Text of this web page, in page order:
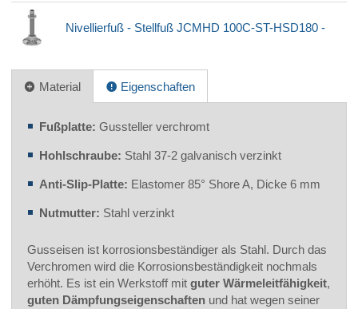
Nivellierfuß - Stellfuß JCMHD 100C-ST-HSD180 -
Material Eigenschaften
Fußplatte: Gussteller verchromt
Hohlschraube: Stahl 37-2 galvanisch verzinkt
Anti-Slip-Platte: Elastomer 85° Shore A, Dicke 6 mm
Nutmutter: Stahl verzinkt
Gusseisen ist korrosionsbeständiger als Stahl. Durch das
Verchromen wird die Korrosionsbeständigkeit nochmals
erhöht. Es ist ein Werkstoff mit guter Wärmeleitfähigkeit,
guten Dämpfungseigenschaften und hat wegen seiner